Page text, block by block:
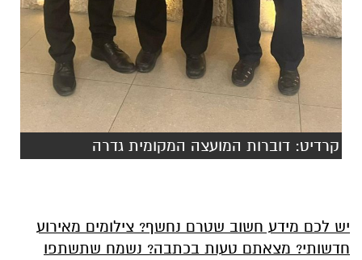
קרדיט: דוברות המועצה המקומית גדרה
יש לכם מידע חשוב שטרם נחשף? צילומים מאירוע
חדשותי? מצאתם טעות בכתבה? נשמח שתשתפו